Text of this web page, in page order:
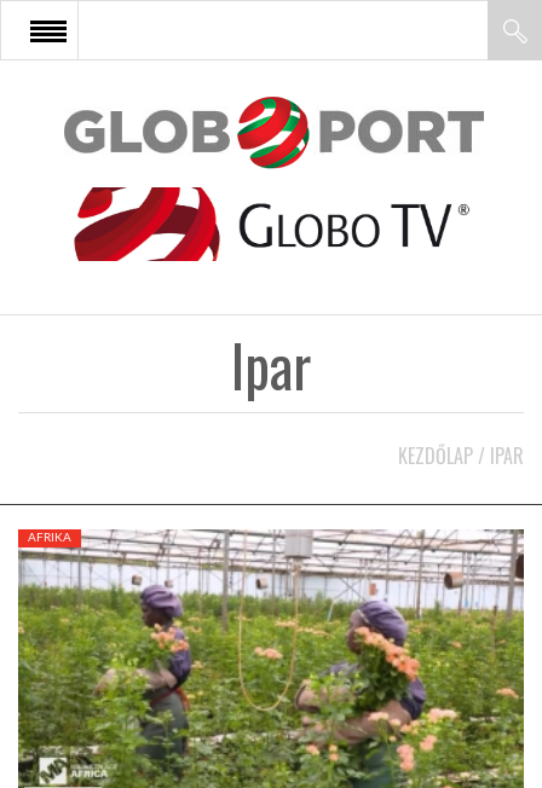
FŐOLDAL
AFRIKA
KÖZEL-KELET
AUSZTRÁLIA
A VILÁG ITTHON
Ipar
KEZDŐLAP / IPAR
AFRIKA